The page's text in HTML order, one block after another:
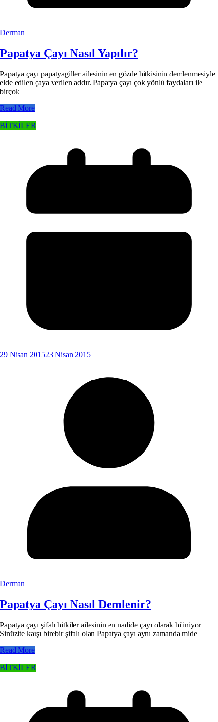
Derman
Papatya Çayı Nasıl Yapılır?
Papatya çayı papatyagiller ailesinin en gözde bitkisinin demlenmesiyle
elde edilen çaya verilen addır. Papatya çayı çok yönlü faydaları ile
birçok
Read More
BİTKİLER
29 Nisan 201523 Nisan 2015
Derman
Papatya Çayı Nasıl Demlenir?
Papatya çayı şifalı bitkiler ailesinin en nadide çayı olarak biliniyor.
Sinüzite karşı birebir şifalı olan Papatya çayı aynı zamanda mide
Read More
BİTKİLER